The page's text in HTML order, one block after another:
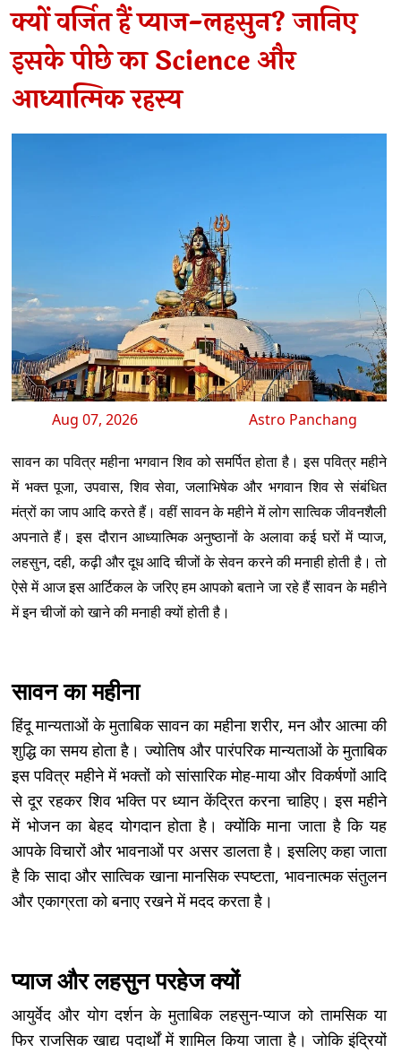
क्यों वर्जित हैं प्याज-लहसुन? जानिए
इसके पीछे का Science और
आध्यात्मिक रहस्य
Aug 07, 2026 Astro Panchang
सावन का पवित्र महीना भगवान शिव को समर्पित होता है। इस पवित्र महीने
में भक्त पूजा, उपवास, शिव सेवा, जलाभिषेक और भगवान शिव से संबंधित
मंत्रों का जाप आदि करते हैं। वहीं सावन के महीने में लोग सात्विक जीवनशैली
अपनाते हैं। इस दौरान आध्यात्मिक अनुष्ठानों के अलावा कई घरों में प्याज,
लहसुन, दही, कढ़ी और दूध आदि चीजों के सेवन करने की मनाही होती है। तो
ऐसे में आज इस आर्टिकल के जरिए हम आपको बताने जा रहे हैं सावन के महीने
में इन चीजों को खाने की मनाही क्यों होती है।
सावन का महीना
हिंदू मान्यताओं के मुताबिक सावन का महीना शरीर, मन और आत्मा की
शुद्धि का समय होता है। ज्योतिष और पारंपरिक मान्यताओं के मुताबिक
इस पवित्र महीने में भक्तों को सांसारिक मोह-माया और विकर्षणों आदि
से दूर रहकर शिव भक्ति पर ध्यान केंद्रित करना चाहिए। इस महीने
में भोजन का बेहद योगदान होता है। क्योंकि माना जाता है कि यह
आपके विचारों और भावनाओं पर असर डालता है। इसलिए कहा जाता
है कि सादा और सात्विक खाना मानसिक स्पष्टता, भावनात्मक संतुलन
और एकाग्रता को बनाए रखने में मदद करता है।
प्याज और लहसुन परहेज क्यों
आयुर्वेद और योग दर्शन के मुताबिक लहसुन-प्याज को तामसिक या
फिर राजसिक खाद्य पदार्थों में शामिल किया जाता है। जोकि इंद्रियों